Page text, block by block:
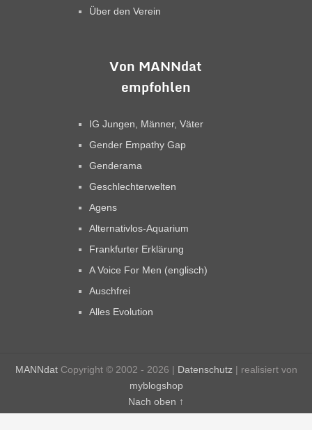
Über den Verein
Von MANNdat
empfohlen
IG Jungen, Männer, Väter
Gender Empathy Gap
Genderama
Geschlechterwelten
Agens
Alternativlos-Aquarium
Frankfurter Erklärung
A Voice For Men (englisch)
Auschfrei
Alles Evolution
MANNdatCopyright © 2002 - 2026 | Datenschutz | realisiert von
myblogshop
Nach oben ↑